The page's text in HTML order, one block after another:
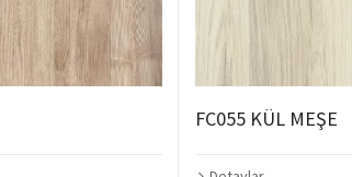
FC055 KÜL MEŞE